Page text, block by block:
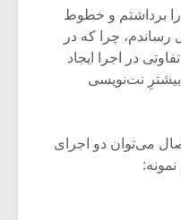
برداشتم و خطوط
رساندم، چرا که در
در اجرا ایجاد
نت‌نویسی
می‌توان دو اجرای